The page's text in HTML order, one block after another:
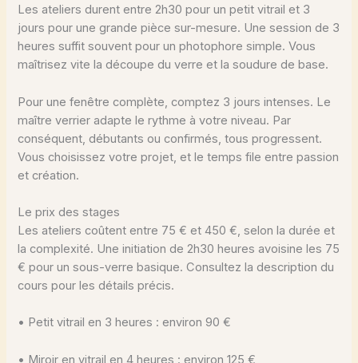
Les ateliers durent entre 2h30 pour un petit vitrail et 3
jours pour une grande pièce sur-mesure. Une session de 3
heures suffit souvent pour un photophore simple. Vous
maîtrisez vite la découpe du verre et la soudure de base.
Pour une fenêtre complète, comptez 3 jours intenses. Le
maître verrier adapte le rythme à votre niveau. Par
conséquent, débutants ou confirmés, tous progressent.
Vous choisissez votre projet, et le temps file entre passion
et création.
Le prix des stages
Les ateliers coûtent entre 75 € et 450 €, selon la durée et
la complexité. Une initiation de 2h30 heures avoisine les 75
€ pour un sous-verre basique. Consultez la description du
cours pour les détails précis.
• Petit vitrail en 3 heures : environ 90 €
• Miroir en vitrail en 4 heures : environ 125 €